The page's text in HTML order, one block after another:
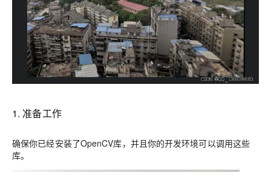
1. 准备工作
确保你已经安装了OpenCV库，并且你的开发环境可以调用这些
库。